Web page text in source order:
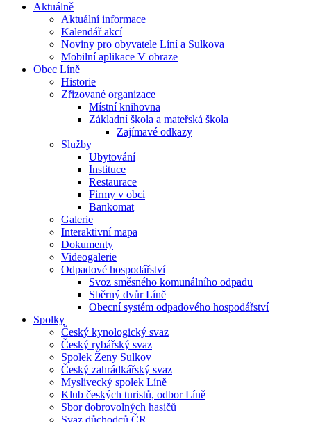
Aktuálně
Aktuální informace
Kalendář akcí
Noviny pro obyvatele Líní a Sulkova
Mobilní aplikace V obraze
Obec Líně
Historie
Zřizované organizace
Místní knihovna
Základní škola a mateřská škola
Zajímavé odkazy
Služby
Ubytování
Instituce
Restaurace
Firmy v obci
Bankomat
Galerie
Interaktivní mapa
Dokumenty
Videogalerie
Odpadové hospodářství
Svoz směsného komunálního odpadu
Sběrný dvůr Líně
Obecní systém odpadového hospodářství
Spolky
Český kynologický svaz
Český rybářský svaz
Spolek Ženy Sulkov
Český zahrádkářský svaz
Myslivecký spolek Líně
Klub českých turistů, odbor Líně
Sbor dobrovolných hasičů
Svaz důchodců ČR